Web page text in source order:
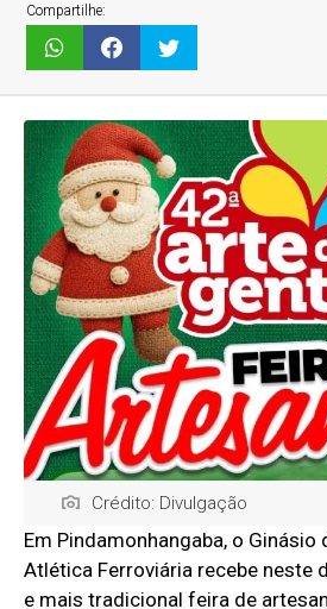
Compartilhe:
Crédito: Divulgação
Em Pindamonhangaba, o Ginásio
Atlética Ferroviária recebe neste
e mais tradicional feira de